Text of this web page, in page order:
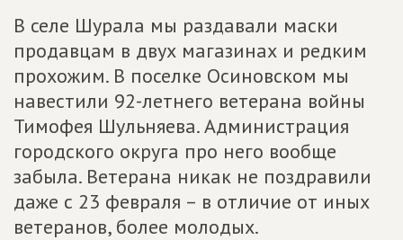
В селе Шурала мы раздавали маски
продавцам в двух магазинах и редким
прохожим. В поселке Осиновском мы
навестили 92-летнего ветерана войны
Тимофея Шульняева. Администрация
городского округа про него вообще
забыла. Ветерана никак не поздравили
даже с 23 февраля – в отличие от иных
ветеранов, более молодых.